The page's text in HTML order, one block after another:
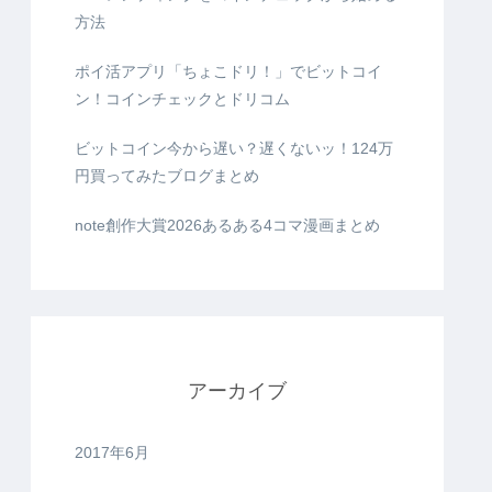
方法
ポイ活アプリ「ちょこドリ！」でビットコイ
ン！コインチェックとドリコム
ビットコイン今から遅い？遅くないッ！124万
円買ってみたブログまとめ
note創作大賞2026あるある4コマ漫画まとめ
アーカイブ
2017年6月